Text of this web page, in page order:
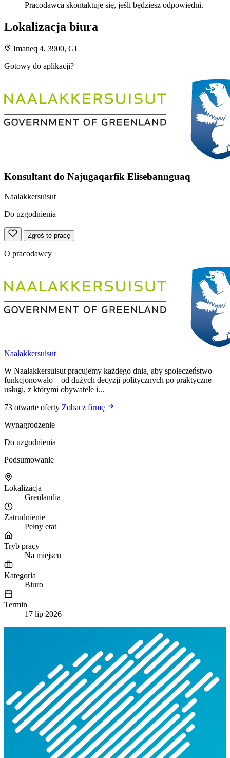
Pracodawca skontaktuje się, jeśli będziesz odpowiedni.
Lokalizacja biura
Imaneq 4, 3900, GL
Gotowy do aplikacji?
Konsultant do Najugaqarfik Elisebannguaq
Naalakkersuisut
Do uzgodnienia
Zgłoś tę pracę
O pracodawcy
Naalakkersuisut
W Naalakkersuisut pracujemy każdego dnia, aby społeczeństwo
funkcjonowało – od dużych decyzji politycznych po praktyczne
usługi, z którymi obywatele i...
73 otwarte oferty Zobacz firmę
Wynagrodzenie
Do uzgodnienia
Podsumowanie
Lokalizacja
Grenlandia
Zatrudnienie
Pełny etat
Tryb pracy
Na miejscu
Kategoria
Biuro
Termin
17 lip 2026